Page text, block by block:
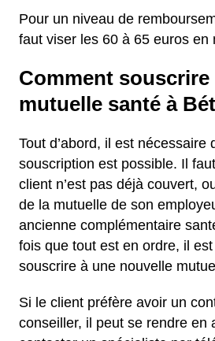
Pour un niveau de
faut viser les 60 à 65 euros en
Comment souscrire
mutuelle santé à
Tout d’abord, il est nécessaire
souscription est possible. Il
client n’est pas déjà couvert,
de la mutuelle de son
ancienne complémentaire
fois que tout est en ordre, il
souscrire à une nouvelle
Si le client préfère avoir un
conseiller, il peut se rendre en